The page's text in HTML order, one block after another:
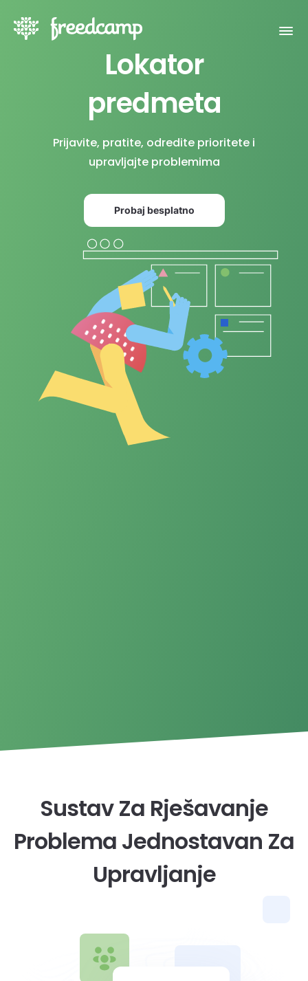
Lokator
predmeta
Prijavite, pratite, odredite prioritete i
upravljajte problemima
Probaj besplatno
Sustav Za Rješavanje
Problema Jednostavan Za
Upravljanje